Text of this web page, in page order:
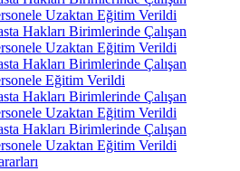
Uzaktan Eğitim Verildi
Hakları Birimlerinde Çalışan
Uzaktan Eğitim Verildi
Hakları Birimlerinde Çalışan
Eğitim Verildi
Hakları Birimlerinde Çalışan
Uzaktan Eğitim Verildi
Hakları Birimlerinde Çalışan
Uzaktan Eğitim Verildi